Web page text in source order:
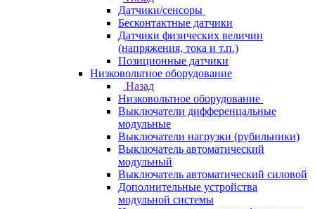
Датчики/сенсоры
Бесконтактные датчики
Датчики физических величин
(напряжения, тока и т.п.)
Позиционные датчики
Низковольтное оборудование
Назад
Низковольтное оборудование
Выключатели дифференцальные
модульные
Выключатели нагрузки (рубильники)
Выключатель автоматический
модульный
Выключатель автоматический силовой
Дополнительные устройства
модульной системы